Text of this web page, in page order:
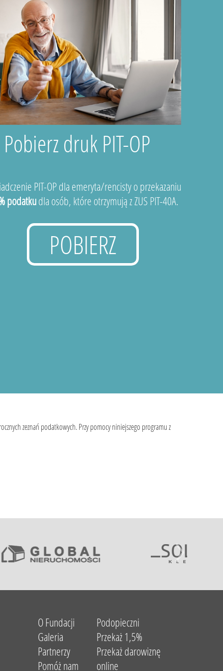
Pobierz druk PIT-OP
PIT-OP dla emeryta/rencisty o przekazaniu
podatkudla osób, które otrzymują z ZUS PIT-40A.
POBIERZ
zeznań podatkowych. Przy pomocy niniejszego programu z
O Fundacji
Galeria
Partnerzy
Pomóż nam
Podopieczni
Przekaż 1,5%
Przekaż darowiznę
online